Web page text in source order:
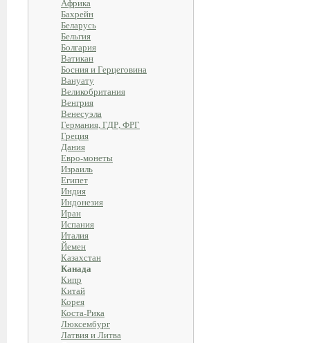
Африка
Бахрейн
Беларусь
Бельгия
Болгария
Ватикан
Босния и Герцеговина
Вануату
Великобритания
Венгрия
Венесуэла
Германия, ГДР, ФРГ
Греция
Дания
Евро-монеты
Израиль
Египет
Индия
Индонезия
Иран
Испания
Италия
Йемен
Казахстан
Канада
Кипр
Китай
Корея
Коста-Рика
Люксембург
Латвия и Литва